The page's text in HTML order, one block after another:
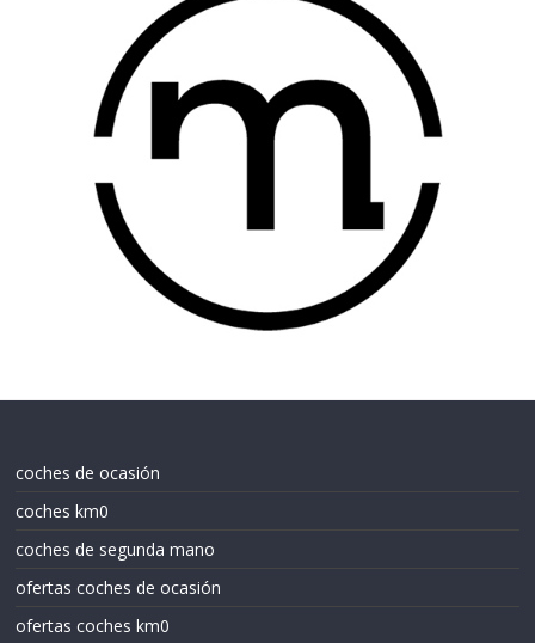
coches de ocasión
coches km0
coches de segunda mano
ofertas coches de ocasión
ofertas coches km0